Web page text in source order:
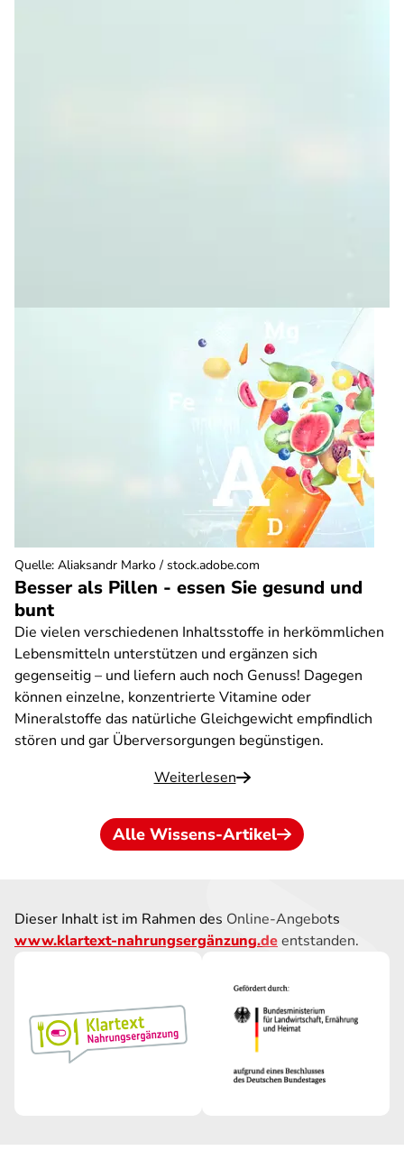
Besser als Pillen - essen Sie gesund und
bunt
Die vielen verschiedenen Inhaltsstoffe in herkömmlichen
Lebensmitteln unterstützen und ergänzen sich
gegenseitig – und liefern auch noch Genuss! Dagegen
können einzelne, konzentrierte Vitamine oder
Mineralstoffe das natürliche Gleichgewicht empfindlich
stören und gar Überversorgungen begünstigen.
Weiterlesen
Quelle: Aliaksandr Marko / stock.adobe.com
Alle Wissens-Artikel
Dieser Inhalt ist im Rahmen des Online-Angebots
www.klartext-nahrungsergänzung.deentstanden.